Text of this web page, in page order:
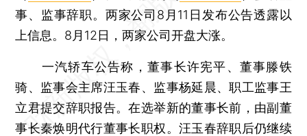
事、监事辞职。两家公司8月11日发布公告透露以
上信息。8月12日，两家公司开盘大涨。
一汽轿车公告称，董事长许宪平、董事滕铁
骑、监事会主席汪玉春、监事杨延晨、职工监事王
立君提交辞职报告。在选举新的董事长前，由副董
事长秦焕明代行董事长职权。汪玉春辞职后仍继续